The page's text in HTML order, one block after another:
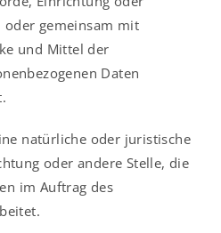
oder gemeinsam mit
und Mittel der
Daten
natürliche oder juristische
oder andere Stelle, die
im Auftrag des